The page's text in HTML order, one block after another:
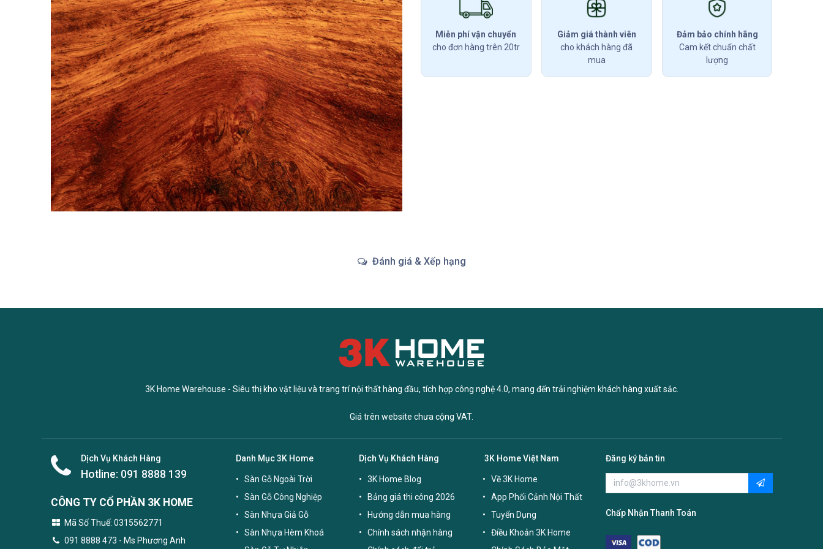
Miễn phí vận chuyển
cho đơn hàng trên 20tr
Giảm giá thành viên
cho khách hàng đã
mua
Đảm bảo chính hãng
Cam kết chuẩn chất
lượng
Đánh giá & Xếp hạng
3K Home Warehouse - Siêu thị kho vật liệu và trang trí nội thất hàng đầu, tích hợp công nghệ 4.0, mang đến trải nghiệm khách hàng xuất sắc.
Giá trên website chưa cộng VAT.
Dịch Vụ Khách Hàng
Hotline: 091 8888 139
CÔNG TY CỔ PHẦN 3K HOME
Mã Số Thuế: 0315562771
091 8888 473 - Ms Phương Anh
Danh Mục 3K Home
Sàn Gỗ Ngoài Trời
Sàn Gỗ Công Nghiệp
Sàn Nhựa Giả Gỗ
Sàn Nhựa Hèm Khoá
Dịch Vụ Khách Hàng
3K Home Blog
Bảng giá thi công 2026
Hướng dẫn mua hàng
Chính sách nhận hàng
3K Home Việt Nam
Về 3K Home
App Phối Cảnh Nội Thất
Tuyển Dụng
Điều Khoản 3K Home
Đăng ký bản tin
Chấp Nhận Thanh Toán